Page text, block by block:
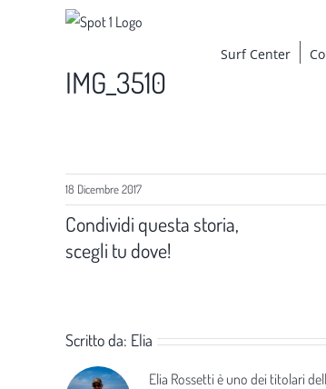
Surf Center
IMG_3510
18 Dicembre 2017
Condividi questa storia,
scegli tu dove!
Scritto da: Elia
Elia Rossetti è uno dei titolari